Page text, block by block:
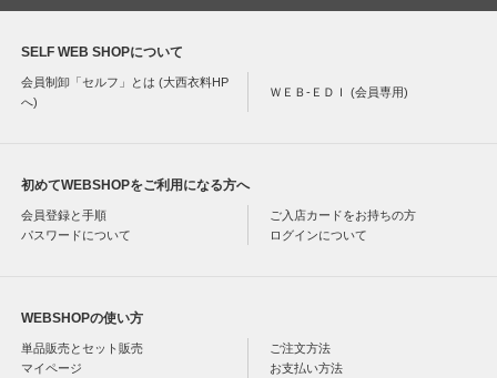
SELF WEB SHOPについて
会員制卸「セルフ」とは (大西衣料HP
へ)
ＷＥＢ-ＥＤＩ (会員専用)
初めてWEBSHOPをご利用になる方へ
会員登録と手順
ご入店カードをお持ちの方
パスワードについて
ログインについて
WEBSHOPの使い方
単品販売とセット販売
ご注文方法
マイページ
お支払い方法